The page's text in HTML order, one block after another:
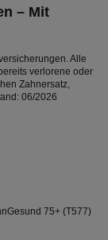
– Mit
Alle
verlorene oder
Zahnersatz,
06/2026
75+ (T577)